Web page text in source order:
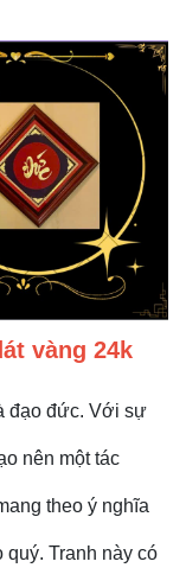
vàng 24k
đạo đức. Với sự
nên một tác
theo ý nghĩa
Tranh này có